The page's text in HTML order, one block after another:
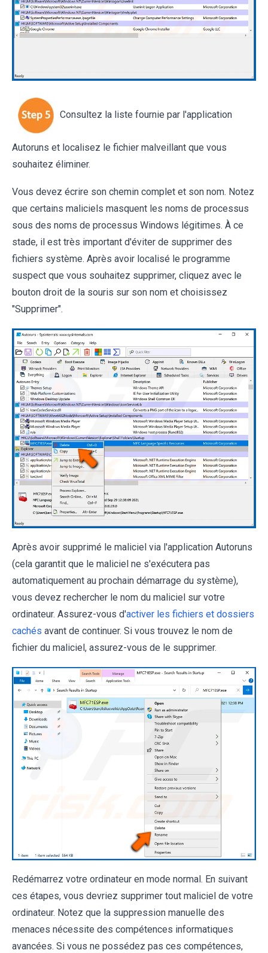
Consultez la liste fournie par l'application
Autoruns et localisez le fichier malveillant que vous
souhaitez éliminer.
Vous devez écrire son chemin complet et son nom. Notez
que certains maliciels masquent les noms de processus
sous des noms de processus Windows légitimes. À ce
stade, il est très important d'éviter de supprimer des
fichiers système. Après avoir localisé le programme
suspect que vous souhaitez supprimer, cliquez avec le
bouton droit de la souris sur son nom et choisissez
"Supprimer".
Après avoir supprimé le maliciel via l'application Autoruns
(cela garantit que le maliciel ne s'exécutera pas
automatiquement au prochain démarrage du système),
vous devez rechercher le nom du maliciel sur votre
ordinateur. Assurez-vous d'activer les fichiers et dossiers
cachés avant de continuer. Si vous trouvez le nom de
fichier du maliciel, assurez-vous de le supprimer.
Redémarrez votre ordinateur en mode normal. En suivant
ces étapes, vous devriez supprimer tout maliciel de votre
ordinateur. Notez que la suppression manuelle des
menaces nécessite des compétences informatiques
avancées. Si vous ne possédez pas ces compétences,